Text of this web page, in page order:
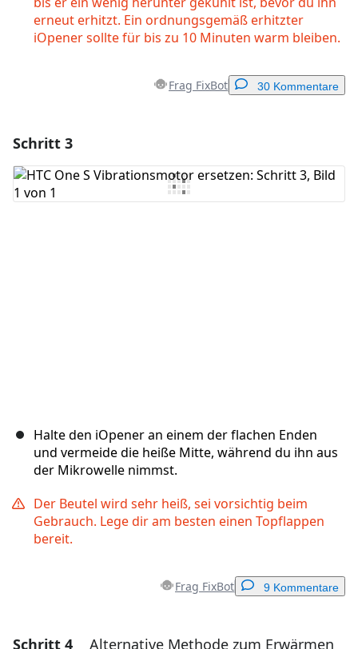
erneut erhitzt. Ein ordnungsgemäß erhitzter
iOpener sollte für bis zu 10 Minuten warm bleiben.
Frag FixBot 30 Kommentare
Kommentar hinzufügen
Schritt 3
Halte den iOpener an einem der flachen Enden
und vermeide die heiße Mitte, während du ihn aus
der Mikrowelle nimmst.
Der Beutel wird sehr heiß, sei vorsichtig beim
Gebrauch. Lege dir am besten einen Topflappen
bereit.
Frag FixBot 9 Kommentare
Einen Kommentar hinzufügen
Schritt 4 Alternative Methode zum Erwärmen